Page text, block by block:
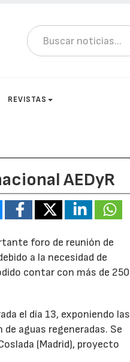
REVISTAS
AEDyR
foro de reunión de
a la necesidad de
contar con más de 250
el día 13, exponiendo las
aguas regeneradas. Se
(Madrid), proyecto